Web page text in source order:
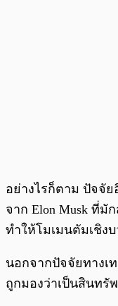
อย่างไรก็ตาม ปัจจั
จาก Elon Musk ที่มั
ทำให้โมเมนตัมเชิง
นอกจากปัจจัยทางเ
ถูกมองว่าเป็นสินท